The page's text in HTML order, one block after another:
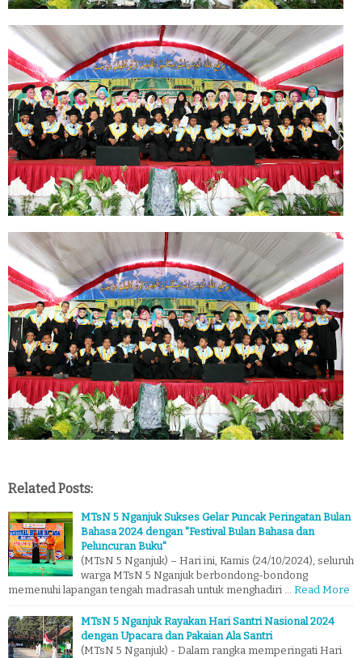
Related Posts:
MTsN 5 Nganjuk Sukses Gelar Puncak Peringatan Bulan
Bahasa 2024 dengan "Festival Bulan Bahasa dan
Peluncuran Buku"
(MTsN 5 Nganjuk) – Hari ini, Kamis (24/10/2024), seluruh
warga MTsN 5 Nganjuk berbondong-bondong
memenuhi lapangan tengah madrasah untuk menghadiri … Read More
MTsN 5 Nganjuk Rayakan Hari Santri Nasional 2024
dengan Upacara dan Pakaian Ala Santri
(MTsN 5 Nganjuk) - Dalam rangka memperingati Hari